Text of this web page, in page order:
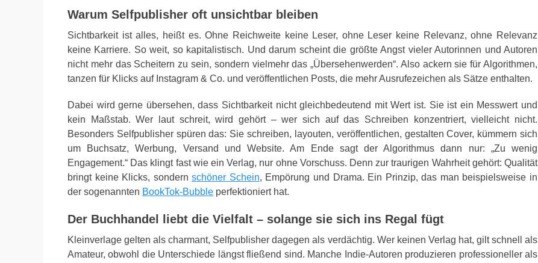
Warum Selfpublisher oft unsichtbar bleiben
Sichtbarkeit ist alles, heißt es. Ohne Reichweite keine Leser, ohne Leser keine Relevanz, ohne Relevanz
keine Karriere. So weit, so kapitalistisch. Und darum scheint die größte Angst vieler Autorinnen und Autoren
nicht mehr das Scheitern zu sein, sondern vielmehr das „Übersehenwerden“. Also ackern sie für Algorithmen,
tanzen für Klicks auf Instagram & Co. und veröffentlichen Posts, die mehr Ausrufezeichen als Sätze enthalten.
Dabei wird gerne übersehen, dass Sichtbarkeit nicht gleichbedeutend mit Wert ist. Sie ist ein Messwert und
kein Maßstab. Wer laut schreit, wird gehört – wer sich auf das Schreiben konzentriert, vielleicht nicht.
Besonders Selfpublisher spüren das: Sie schreiben, layouten, veröffentlichen, gestalten Cover, kümmern sich
um Buchsatz, Werbung, Versand und Website. Am Ende sagt der Algorithmus dann nur: „Zu wenig
Engagement.“ Das klingt fast wie ein Verlag, nur ohne Vorschuss. Denn zur traurigen Wahrheit gehört: Qualität
bringt keine Klicks, sondernschöner Schein, Empörung und Drama. Ein Prinzip, das man beispielsweise in
der sogenannten BookTok-Bubble perfektioniert hat.
Der Buchhandel liebt die Vielfalt – solange sie sich ins Regal fügt
Kleinverlage gelten als charmant, Selfpublisher dagegen als verdächtig. Wer keinen Verlag hat, gilt schnell als
Amateur, obwohl die Unterschiede längst fließend sind. Manche Indie-Autoren produzieren professioneller als